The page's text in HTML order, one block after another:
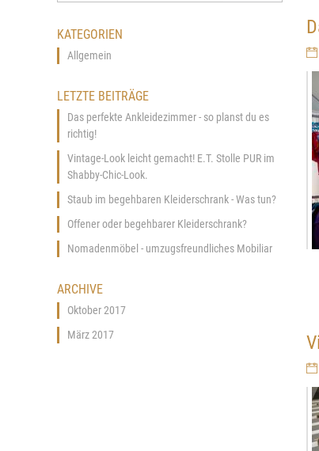
KATEGORIEN
Allgemein
LETZTE BEITRÄGE
Das perfekte Ankleidezimmer - so planst du es
richtig!
Vintage-Look leicht gemacht! E.T. Stolle PUR im
Shabby-Chic-Look.
Staub im begehbaren Kleiderschrank - Was tun?
Offener oder begehbarer Kleiderschrank?
Nomadenmöbel - umzugsfreundliches Mobiliar
ARCHIVE
Oktober 2017
März 2017